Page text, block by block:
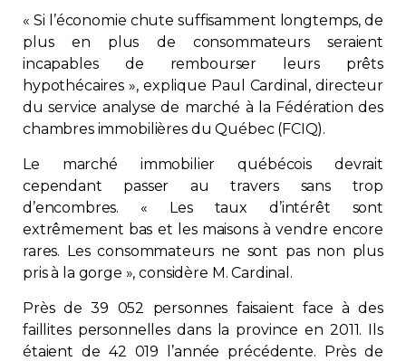
Zone Membres
Français
Contact
Adhésion
« Si l’économie chute suffisamment longtemps, de
plus en plus de consommateurs seraient
incapables de rembourser leurs prêts
hypothécaires », explique Paul Cardinal, directeur
du service analyse de marché à la Fédération des
chambres immobilières du Québec (FCIQ).
Le marché immobilier québécois devrait
cependant passer au travers sans trop
d’encombres. « Les taux d’intérêt sont
extrêmement bas et les maisons à vendre encore
rares. Les consommateurs ne sont pas non plus
pris à la gorge », considère M. Cardinal.
Près de 39 052 personnes faisaient face à des
faillites personnelles dans la province en 2011. Ils
étaient de 42 019 l’année précédente. Près de